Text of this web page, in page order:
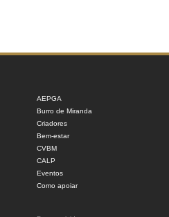
AEPGA
Burro de Miranda
Criadores
Bem-estar
CVBM
CALP
Eventos
Como apoiar